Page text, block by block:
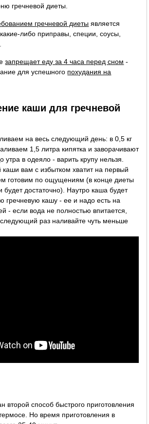
гречневой диеты.
гречневой диеты является
либо приправы, специи, соусы,
запрещает еду за 4 часа перед сном -
для успешного похудания на
каши для гречневой
на весь следующий день: в 0,5 кг
1,5 литра кипятка и заворачивают
утра в одеяло - варить крупу нельзя.
каши вам с избытком хватит на первый
готовим по ощущениям (в конце диеты
будет достаточно). Наутро каша будет
гречневую кашу - ее и надо есть на
- если вода не полностью впитается,
раз наливайте чуть меньше
второй способ быстрого приготовления
Но время приготовления в